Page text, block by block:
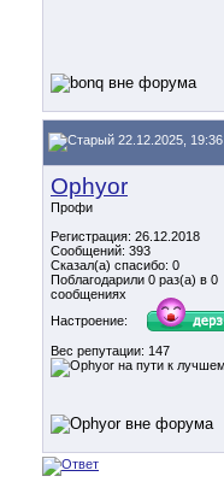
22.12.2025, 19:36
Ophyor
Профи
Регистрация: 26.12.2018
Сообщений: 393
Сказал(а) спасибо: 0
Поблагодарили 0 раз(а) в 0
сообщениях
Настроение:
Вес репутации: 147